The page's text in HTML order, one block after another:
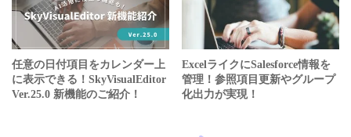
任意の日付項目をカレンダー上
に表示できる！SkyVisualEditor
Ver.25.0 新機能のご紹介！
ExcelライクにSalesforce情報を
管理！参照項目更新やグループ
化出力が実現！